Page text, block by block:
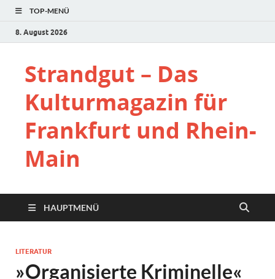
TOP-MENÜ
8. August 2026
Strandgut – Das
Kulturmagazin für
Frankfurt und Rhein-
Main
HAUPTMENÜ
LITERATUR
»Organisierte Kriminelle«